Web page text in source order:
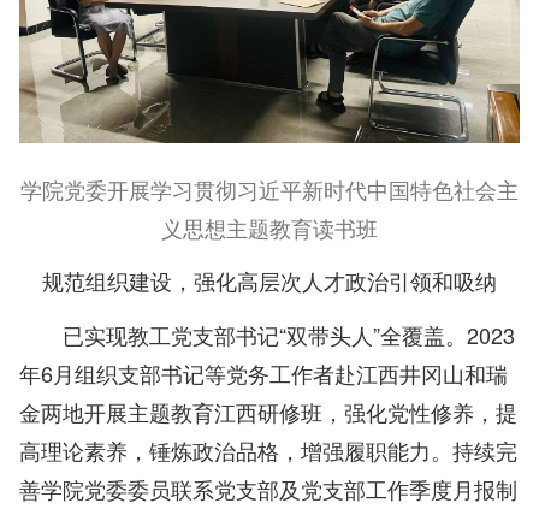
学院党委开展学习贯彻习近平新时代中国特色社会主
义思想主题教育读书班
规范组织建设，强化高层次人才政治引领和吸纳
已实现教工党支部书记“双带头人”全覆盖。2023
年6月组织支部书记等党务工作者赴江西井冈山和瑞
金两地开展主题教育江西研修班，强化党性修养，提
高理论素养，锤炼政治品格，增强履职能力。持续完
善学院党委委员联系党支部及党支部工作季度月报制